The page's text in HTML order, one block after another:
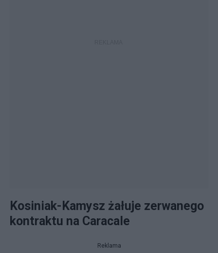
Kosiniak-Kamysz żałuje zerwanego
kontraktu na Caracale
Reklama